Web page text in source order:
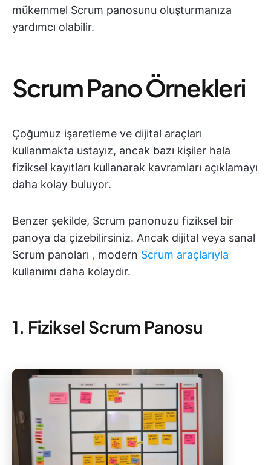
mükemmel Scrum panosunu oluşturmanıza
yardımcı olabilir.
Scrum Pano Örnekleri
Çoğumuz işaretleme ve dijital araçları
kullanmakta ustayız, ancak bazı kişiler hala
fiziksel kayıtları kullanarak kavramları açıklamayı
daha kolay buluyor.
Benzer şekilde, Scrum panonuzu fiziksel bir
panoya da çizebilirsiniz. Ancak dijital veya sanal
Scrum panoları , modern Scrum araçlarıyla
kullanımı daha kolaydır.
1. Fiziksel Scrum Panosu